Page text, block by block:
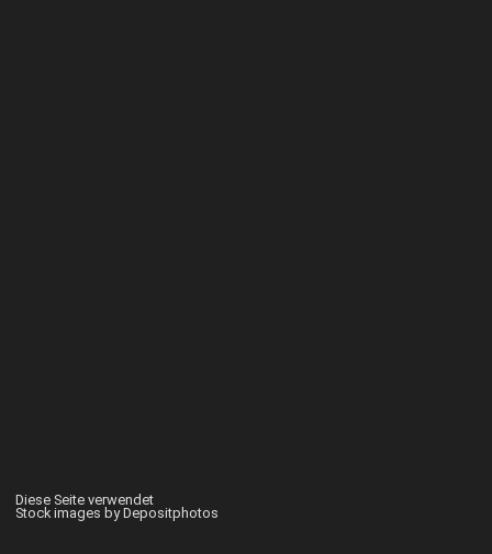
Diese Seite verwendet
Stock images by Depositphotos